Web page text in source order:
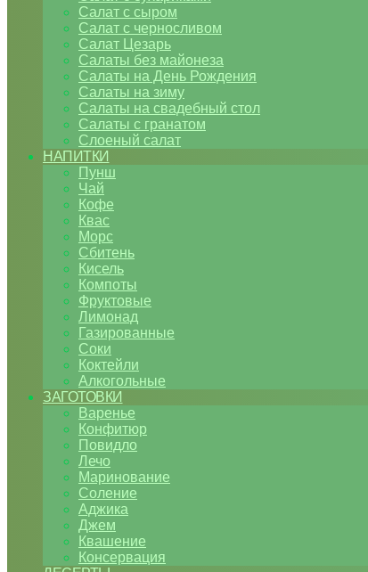
Салат с сыром
Салат с черносливом
Салат Цезарь
Салаты без майонеза
Салаты на День Рождения
Салаты на зиму
Салаты на свадебный стол
Салаты с гранатом
Слоеный салат
НАПИТКИ
Пунш
Чай
Кофе
Квас
Морс
Сбитень
Кисель
Компоты
Фруктовые
Лимонад
Газированные
Соки
Коктейли
Алкогольные
ЗАГОТОВКИ
Варенье
Конфитюр
Повидло
Лечо
Маринование
Соление
Аджика
Джем
Квашение
Консервация